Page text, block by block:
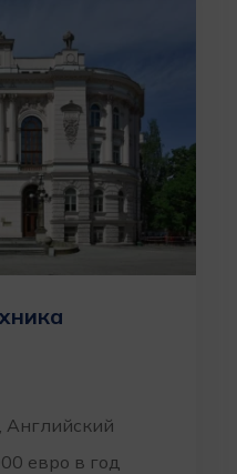
Английский
евро в год